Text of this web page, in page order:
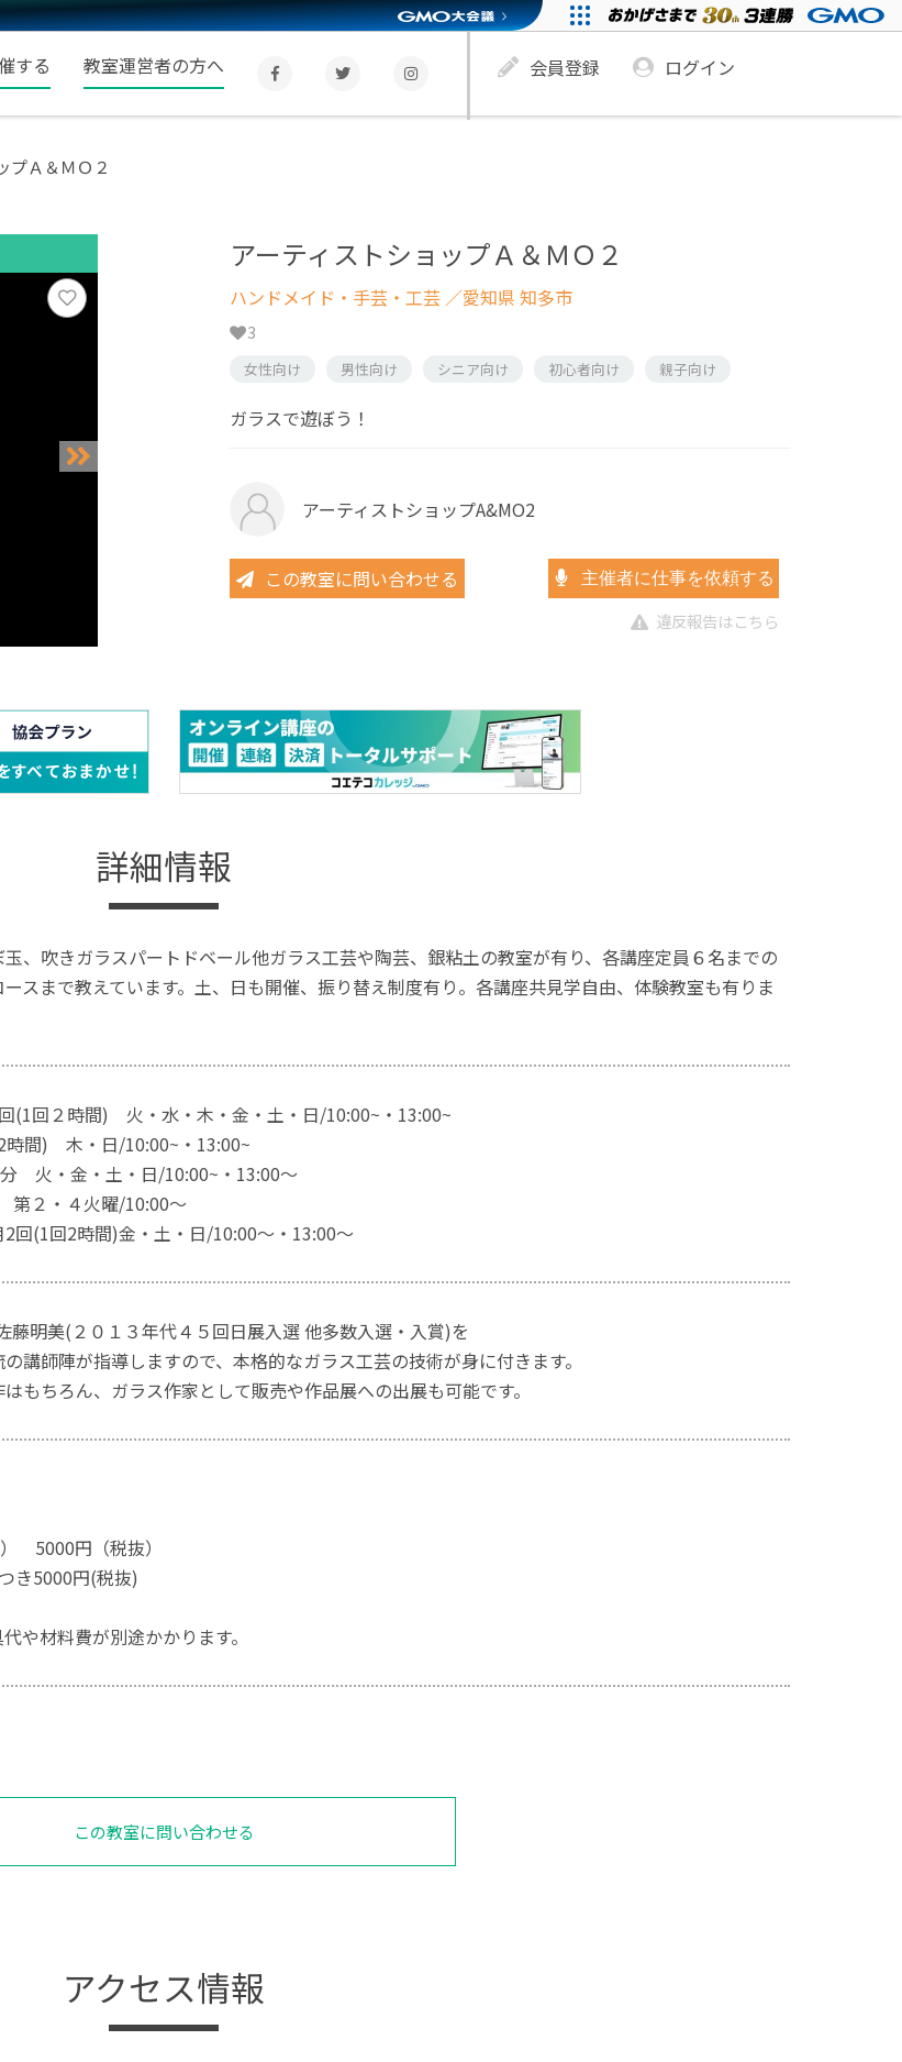
する 教室運営者の方へ 会員登録 ログイン
プＡ＆ＭＯ２
アーティストショップＡ＆ＭＯ２
ハンドメイド・手芸・工芸 ／愛知県 知多市
3
女性向け 男性向け シニア向け 初心者向け 親子向け
ガラスで遊ぼう！
アーティストショップA&MO2
この教室に問い合わせる 主催者に仕事を依頼する
違反報告はこちら
詳細情報
、吹きガラスパートドベール他ガラス工芸や陶芸、銀粘土の教室が有り、各講座定員６名までの
スまで教えています。土、日も開催、振り替え制度有り。各講座共見学自由、体験教室も有りま
回(1回２時間) 火・水・木・金・土・日/10:00~・13:00~
時間) 木・日/10:00~・13:00~
分 火・金・土・日/10:00~・13:00～
第２・４火曜/10:00～
2回(1回2時間)金・土・日/10:00～・13:00～
明美(２０１３年代４５回日展入選 他多数入選・入賞)を
講師陣が指導しますので、本格的なガラス工芸の技術が身に付きます。
もちろん、ガラス作家として販売や作品展への出展も可能です。
5000円（税抜）
き5000円(税抜)
や材料費が別途かかります。
この教室に問い合わせる
アクセス情報